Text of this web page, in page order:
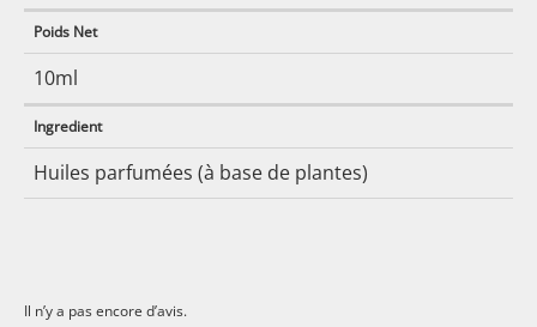
Poids Net
10ml
Ingredient
Huiles parfumées (à base de plantes)
Il n’y a pas encore d’avis.